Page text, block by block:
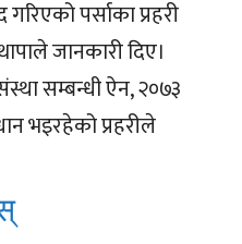
पर्साका प्रहरी
जानकारी दिए।
सम्बन्धी ऐन, २०७३
भइरहेको प्रहरीले